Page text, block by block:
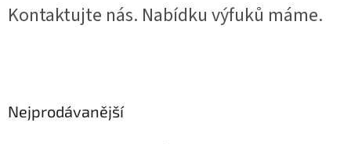
Kontaktujte nás. Nabídku výfuků máme.
Nejprodávanější